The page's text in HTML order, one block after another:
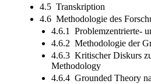
4.5 Transkription
4.6 Methodologie des
4.6.1 Problemzentrierte-
4.6.2 Methodologie der
4.6.3 Kritischer Diskurs
Methodology
4.6.4 Grounded Theory